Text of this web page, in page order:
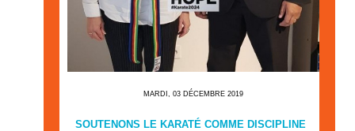
MARDI, 03 DÉCEMBRE 2019
SOUTENONS LE KARATÉ COMME DISCIPLINE